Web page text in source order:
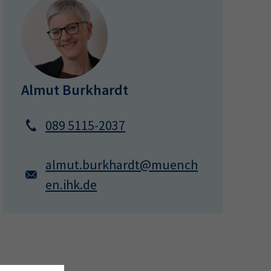
Almut Burkhardt
089 5115-2037
almut.burkhardt@muench
en.ihk.de